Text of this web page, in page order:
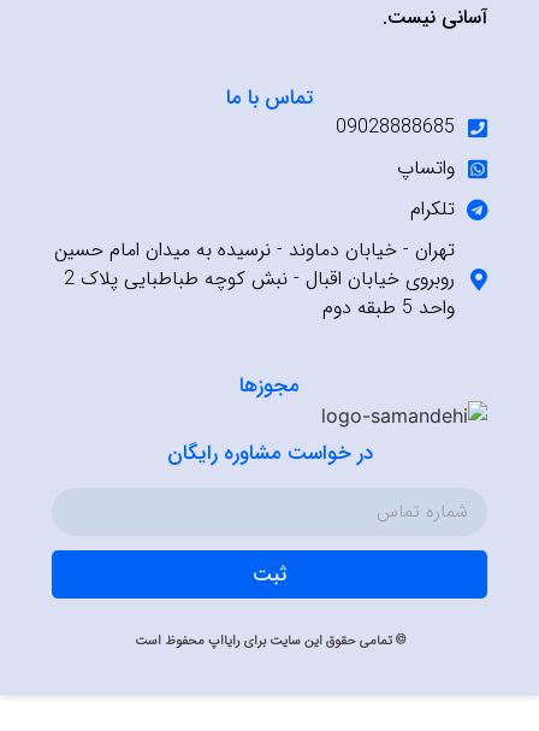
آسانی نیست.
تماس با ما
09028888685
واتساپ
تلکرام
تهران - خیابان دماوند - نرسیده به میدان امام حسین
روبروی خیابان اقبال - نبش کوچه طباطبایی پلاک 2
واحد 5 طبقه دوم
مجوزها
در خواست مشاوره رایگان
ثبت
© تمامی حقوق این سایت برای رایااپ محفوظ است